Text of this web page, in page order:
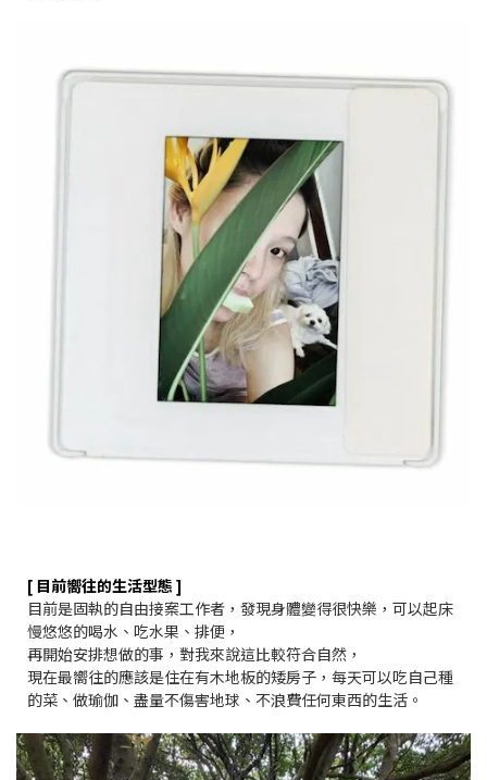
[ 目前嚮往的生活型態 ]
目前是固執的自由接案工作者，發現身體變得很快樂，可以起床
慢悠悠的喝水、吃水果、排便，
再開始安排想做的事，對我來說這比較符合自然，
現在最嚮往的應該是住在有木地板的矮房子，每天可以吃自己種
的菜、做瑜伽、盡量不傷害地球、不浪費任何東西的生活。